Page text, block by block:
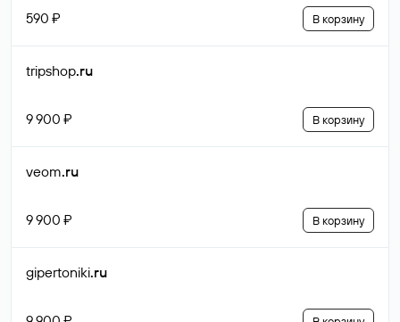
590 ₽ В корзину
tripshop.ru
9 900 ₽ В корзину
veom.ru
9 900 ₽ В корзину
gipertoniki.ru